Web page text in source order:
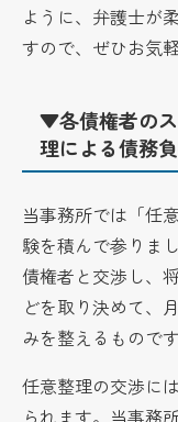
ように、弁護士が
すので、ぜひお気
▼各債権者の
理による債務
当事務所では「任
験を積んで参りま
債権者と交渉し、
どを取り決めて、
みを整えるものです
任意整理の交渉に
られます。当事務